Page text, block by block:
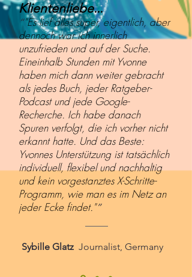
Klientenliebe...
“"Es lief alles super, eigentlich, aber
dennoch war ich innerlich
unzufrieden und auf der Suche.
Eineinhalb Stunden mit Yvonne
haben mich dann weiter gebracht
als jedes Buch, jeder Ratgeber-
Podcast und jede Google-
Recherche. Ich habe danach
Spuren verfolgt, die ich vorher nicht
erkannt hatte. Und das Beste:
Yvonnes Unterstützung ist tatsächlich
individuell, flexibel und nachhaltig
und kein vorgestanztes X-Schritte-
Programm, wie man es im Netz an
jeder Ecke findet."”
Sybille Glatz Journalist, Germany